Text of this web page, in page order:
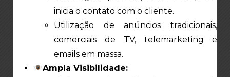
inicia o contato com o cliente.
Utilização de anúncios tradicionais,
comerciais de TV, telemarketing e
emails em massa.
Ampla Visibilidade: